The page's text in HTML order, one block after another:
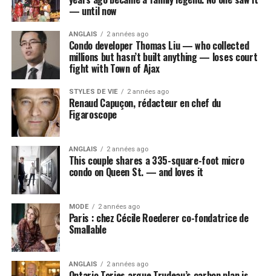
— until now
ANGLAIS 2 années ago
Condo developer Thomas Liu — who collected
millions but hasn’t built anything — loses court
fight with Town of Ajax
STYLES DE VIE 2 années ago
Renaud Capuçon, rédacteur en chef du
Figaroscope
ANGLAIS 2 années ago
This couple shares a 335-square-foot micro
condo on Queen St. — and loves it
MODE 2 années ago
Paris : chez Cécile Roederer co-fondatrice de
Smallable
ANGLAIS 2 années ago